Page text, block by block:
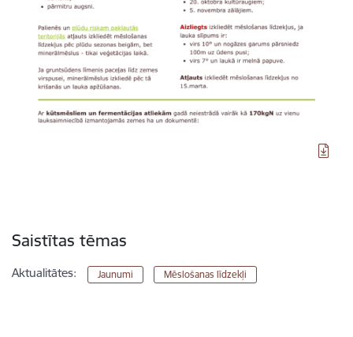
Saistītas tēmas
Aktualitātes: Jaunumi Mēslošanas līdzekļi